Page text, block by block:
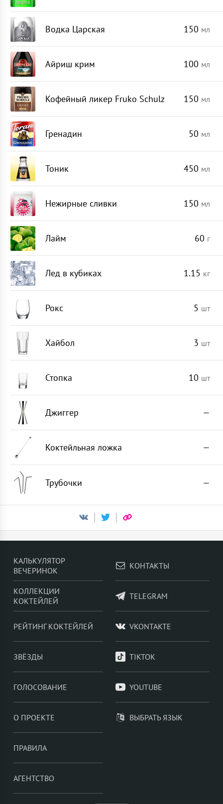
Водка Царская 150 мл
Айриш крим 100 мл
Кофейный ликер Fruko Schulz 150 мл
Гренадин 50 мл
Тоник 450 мл
Нежирные сливки 150 мл
Лайм 60 г
Лед в кубиках 1.15 кг
Рокс 5 шт
Хайбол 3 шт
Стопка 10 шт
Джиггер —
Коктейльная ложка —
Трубочки —
КАЛЬКУЛЯТОР
ВЕЧЕРИНОК
КОЛЛЕКЦИИ
КОКТЕЙЛЕЙ
РЕЙТИНГ КОКТЕЙЛЕЙ
ЗВЁЗДЫ
ГОЛОСОВАНИЕ
О ПРОЕКТЕ
ПРАВИЛА
АГЕНТСТВО
КОНТАКТЫ
TELEGRAM
VKONTAKTE
TIKTOK
YOUTUBE
ВЫБРАТЬ ЯЗЫК